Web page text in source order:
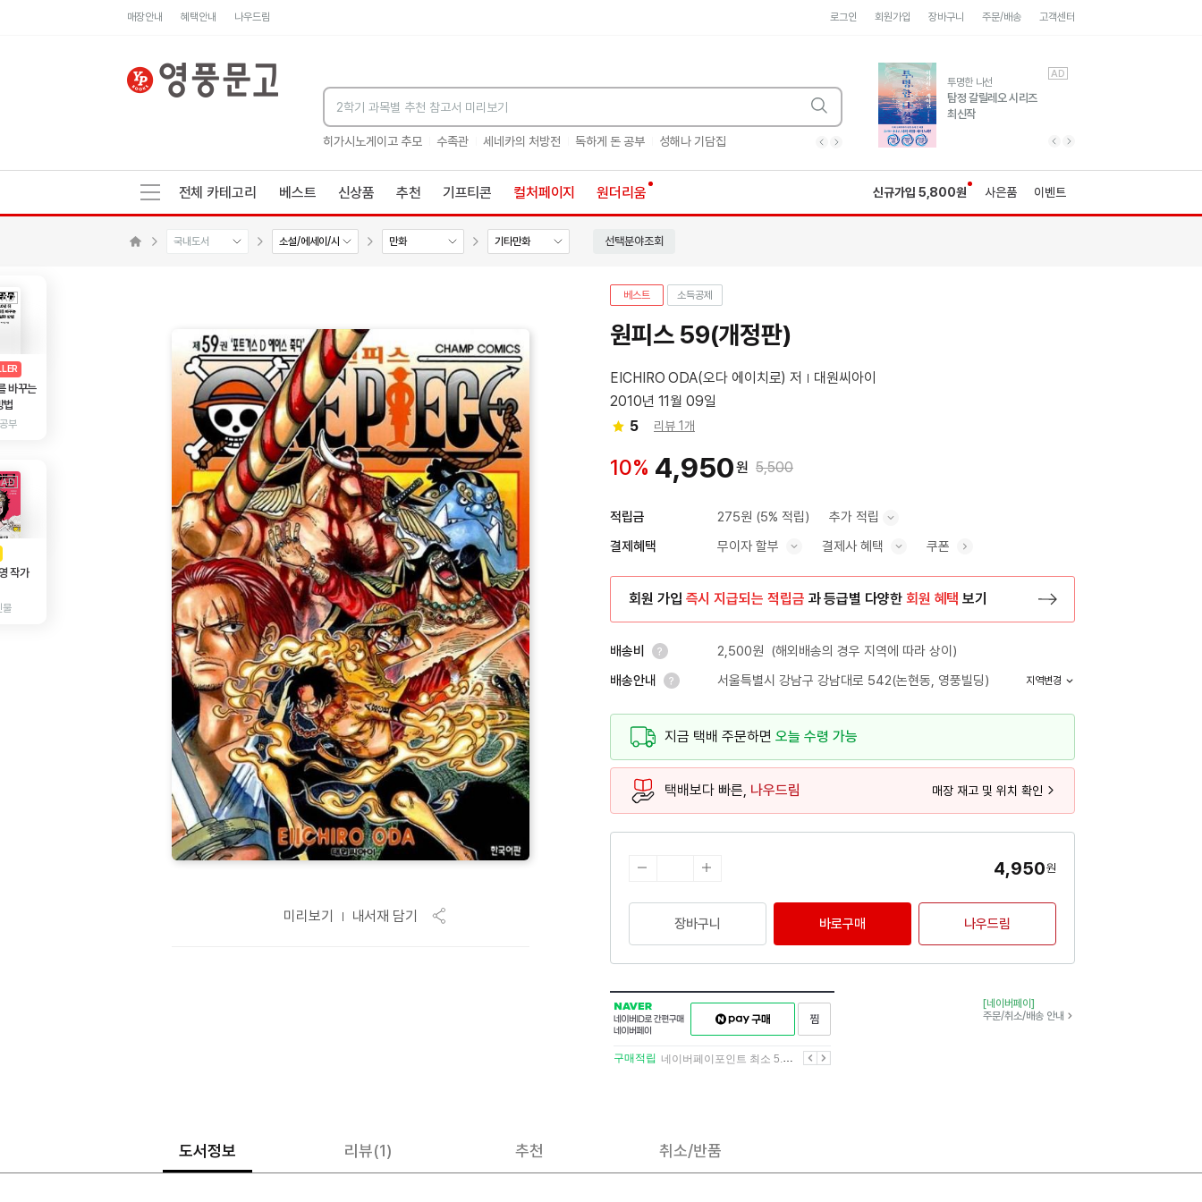
매장안내 혜택안내 나우드림 로그인 회원가입 장바구니 주문/배송 고객센터
히가시노게이고 추모 수족관 세네카의 처방전 독하게 돈 공부 성해나 기담집 히가시노게이고 추모 수족관 독하게 돈 공부
유럽 도시 기행3
풍성한 서사와 인문학적
통찰!
AD
투명한 나선
탐정 갈릴레오 시리즈
최신작
AD
전체 카테고리 베스트 신상품 추천 기프티콘 컬처페이지 원더리움 신규가입 5,800원 사은품 이벤트
국내도서 소설/에세이/시 만화 기타만화 선택분야조회
AD
바꾸는
법
부
AD
작가
물
미리보기 내서재 담기
베스트 소득공제
원피스 59(개정판)
EICHIRO ODA(오다 에이치로) 저
대원씨아이
2010년 11월 09일
5
리뷰 1개
10% 4,950원 5,500
적립금 275원 (5% 적립) 추가 적립
결제혜택 무이자 할부 결제사 혜택 쿠폰
회원 가입 즉시 지급되는 적립금 과 등급별 다양한 회원 혜택 보기
배송비 2,500원 (해외배송의 경우 지역에 따라 상이)
배송안내
서울특별시 강남구 강남대로 542(논현동, 영풍빌딩) 지역변경
지금 택배 주문하면 오늘 수령 가능
택배보다 빠른, 나우드림 매장 재고 및 위치 확인
4,950원
장바구니 바로구매 나우드림
NAVER
네이버
ID로
간편구매
네이버페이
구매하기
이전
구매적립 네이버페이포인트 최소 5.5% 적립 다음
[네이버페이]
주문/취소/배송 안내
도서정보 리뷰(1) 추천 취소/반품